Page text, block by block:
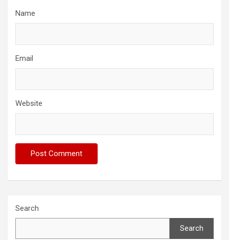
Name
Email
Website
Search
Search